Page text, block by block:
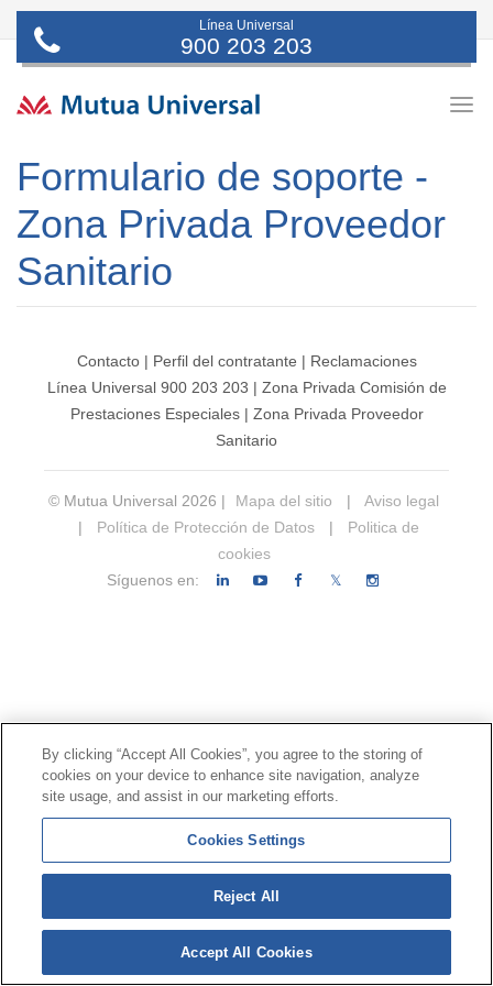
Línea Universal
900 203 203
Formulario de soporte -
Zona Privada Proveedor
Sanitario
Contacto| Perfil del contratante | Reclamaciones
Línea Universal 900 203 203 | Zona Privada Comisión de
Prestaciones Especiales| Zona Privada Proveedor
Sanitario
© Mutua Universal 2026 | Mapa del sitio |
Aviso legal
|
Política de Protección de Datos |
Politica de
cookies
Síguenos en:
𝕏
By clicking “Accept All Cookies”, you agree to the storing of
cookies on your device to enhance site navigation, analyze
site usage, and assist in our marketing efforts.
Cookies Settings
Reject All
Accept All Cookies